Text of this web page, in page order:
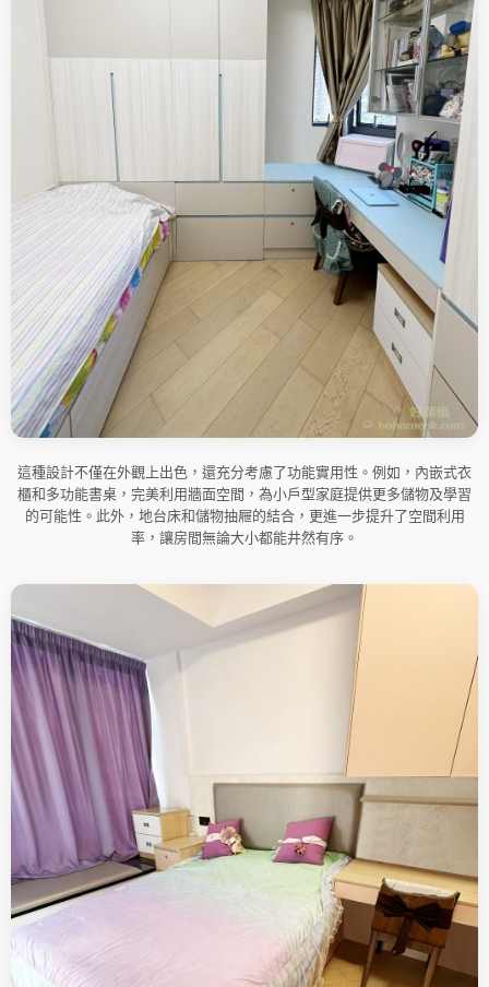
這種設計不僅在外觀上出色，還充分考慮了功能實用性。例如，內嵌式衣
櫃和多功能書桌，完美利用牆面空間，為小戶型家庭提供更多儲物及學習
的可能性。此外，地台床和儲物抽屜的結合，更進一步提升了空間利用
率，讓房間無論大小都能井然有序。